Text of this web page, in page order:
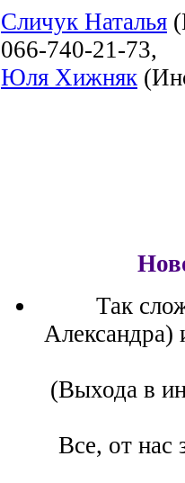
Сличук Наталья
066-740-21-73,
Юля Хижняк
Так
(Выхода в
Все, от нас